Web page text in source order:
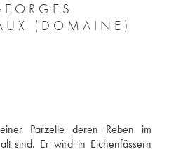
(DOMAINE)
Parzelle deren Reben im
sind. Er wird in Eichenfässern